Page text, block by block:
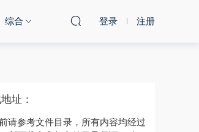
综合 登录 注册
址：
前请参考文件目录，所有内容均经过